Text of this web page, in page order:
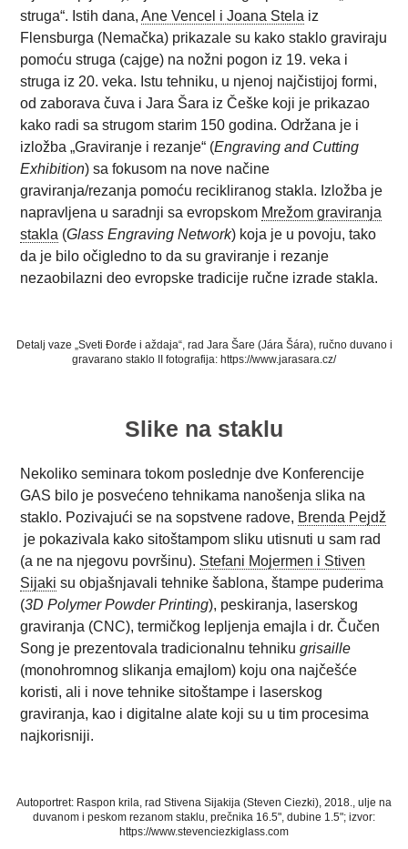
struga“. Istih dana,Ane Vencel i Joana Stela iz
Flensburga (Nemačka) prikazale su kako staklo graviraju
pomoću struga (cajge) na nožni pogon iz 19. veka i
struga iz 20. veka. Istu tehniku, u njenoj najčistijoj formi,
od zaborava čuva i Jara Šara iz Češke koji je prikazao
kako radi sa strugom starim 150 godina. Održana je i
izložba „Graviranje i rezanje“ (Engraving and Cutting
Exhibition) sa fokusom na nove načine
graviranja/rezanja pomoću recikliranog stakla. Izložba je
napravljena u saradnji sa evropskom Mrežom graviranja
stakla (Glass Engraving Network) koja je u povoju, tako
da je bilo očigledno to da su graviranje i rezanje
nezaobilazni deo evropske tradicije ručne izrade stakla.
Detalj vaze „Sveti Đorđe i aždaja“, rad Jara Šare (Jára Šára), ručno duvano i
gravarano staklo II fotografija: https://www.jarasara.cz/
Slike na staklu
Nekoliko seminara tokom poslednje dve Konferencije
GAS bilo je posvećeno tehnikama nanošenja slika na
staklo. Pozivajući se na sopstvene radove, Brenda Pejdž
je pokazivala kako sitoštampom sliku utisnuti u sam rad
(a ne na njegovu površinu). Stefani Mojermen i Stiven
Sijaki su objašnjavali tehnike šablona, štampe puderima
(3D Polymer Powder Printing), peskiranja, laserskog
graviranja (CNC), termičkog lepljenja emajla i dr. Čučen
Song je prezentovala tradicionalnu tehnikugrisaille
(monohromnog slikanja emajlom) koju ona najčešće
koristi, ali i nove tehnike sitoštampe i laserskog
graviranja, kao i digitalne alate koji su u tim procesima
najkorisniji.
Autoportret: Raspon krila, rad Stivena Sijakija (Steven Ciezki), 2018., ulje na
duvanom i peskom rezanom staklu, prečnika 16.5", dubine 1.5"; izvor:
https://www.stevenciezkiglass.com